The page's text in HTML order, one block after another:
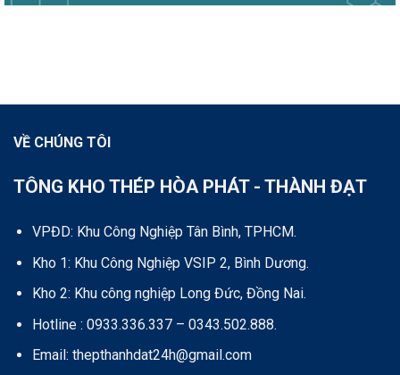
VỀ CHÚNG TÔI
TÔNG KHO THÉP HÒA PHÁT - THÀNH ĐẠT
VPĐD: Khu Công Nghiệp Tân Bình, TPHCM.
Kho 1: Khu Công Nghiệp VSIP 2, Bình Dương.
Kho 2: Khu công nghiệp Long Đức, Đồng Nai.
Hotline : 0933.336.337 – 0343.502.888.
Email: thepthanhdat24h@gmail.com